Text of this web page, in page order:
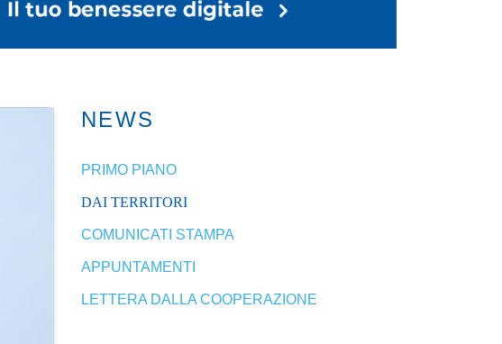
NEWS
PRIMO PIANO
DAI TERRITORI
COMUNICATI STAMPA
APPUNTAMENTI
LETTERA DALLA COOPERAZIONE